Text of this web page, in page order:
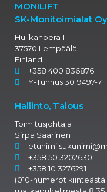
MONILIFT
SK-Monitoimialat Oy
Hulikanperä 1
37570 Lempäälä
Finland
+358 400 836876
Y-Tunnus 3019497-7
Hallinto, Talous
Toimitusjohtaja
Sirpa Saarinen
+358 50 3202630
+358 10 3276291
(010-numerot kiinteästä